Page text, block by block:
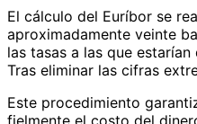
El cálculo del Euríbor se
aproximadamente veinte
las tasas a las que
Tras eliminar las cifras
Este procedimiento